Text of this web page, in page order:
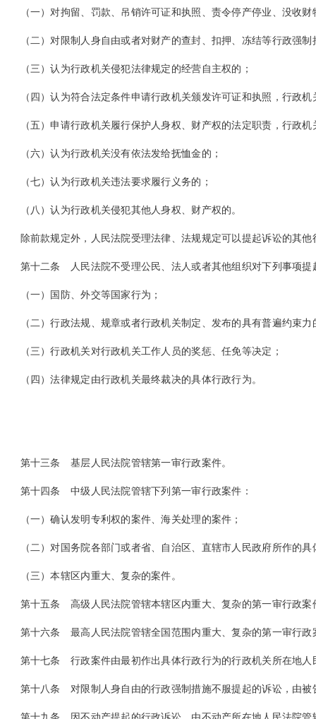
（一）对拘留、罚款、吊销许可证和执照、责令停产停业、没收财
（二）对限制人身自由或者对财产的查封、扣押、冻结等行政强制
（三）认为行政机关侵犯法律规定的经营自主权的；
（四）认为符合法定条件申请行政机关颁发许可证和执照，行政机
（五）申请行政机关履行保护人身权、财产权的法定职责，行政机
（六）认为行政机关没有依法发给抚恤金的；
（七）认为行政机关违法要求履行义务的；
（八）认为行政机关侵犯其他人身权、财产权的。
除前款规定外，人民法院受理法律、法规规定可以提起诉讼的其他
第十二条 人民法院不受理公民、法人或者其他组织对下列事项提
（一）国防、外交等国家行为；
（二）行政法规、规章或者行政机关制定、发布的具有普遍约束力
（三）行政机关对行政机关工作人员的奖惩、任免等决定；
（四）法律规定由行政机关最终裁决的具体行政行为。
第十三条 基层人民法院管辖第一审行政案件。
第十四条 中级人民法院管辖下列第一审行政案件：
（一）确认发明专利权的案件、海关处理的案件；
（二）对国务院各部门或者省、自治区、直辖市人民政府所作的具
（三）本辖区内重大、复杂的案件。
第十五条 高级人民法院管辖本辖区内重大、复杂的第一审行政案
第十六条 最高人民法院管辖全国范围内重大、复杂的第一审行政
第十七条 行政案件由最初作出具体行政行为的行政机关所在地
第十八条 对限制人身自由的行政强制措施不服提起的诉讼，由